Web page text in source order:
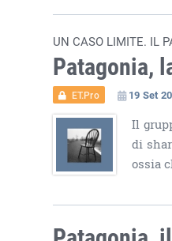
UN CASO LIMITE. IL
Patagonia,
ET.Pro 19 Set
Il
di
ossia